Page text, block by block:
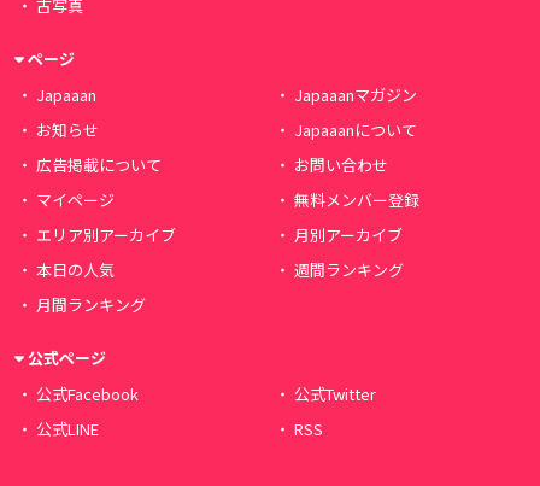
古写真
ページ
Japaaan
Japaaanマガジン
お知らせ
Japaaanについて
広告掲載について
お問い合わせ
マイページ
無料メンバー登録
エリア別アーカイブ
月別アーカイブ
本日の人気
週間ランキング
月間ランキング
公式ページ
公式Facebook
公式Twitter
公式LINE
RSS